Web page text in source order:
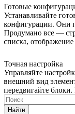
Готовые
Устанавливайте
конфигурации. Они
Продумано все —
списка, отображение
Точная настройка
Управляйте
внешний вид
передвигайте
Найти